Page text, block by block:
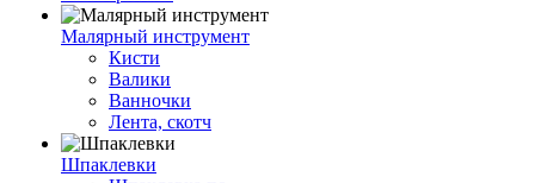
Малярный инструмент
Кисти
Валики
Ванночки
Лента, скотч
Шпаклевки